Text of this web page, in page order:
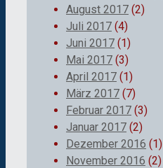
August 2017 (2)
Juli 2017 (4)
Juni 2017 (1)
Mai 2017 (3)
April 2017 (1)
März 2017 (7)
Februar 2017 (3)
Januar 2017 (2)
Dezember 2016 (1)
November 2016 (2)